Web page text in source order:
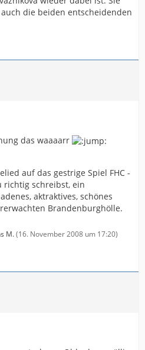
die beiden entscheidenden
das waaaarr
auf das gestrige Spiel FHC -
richtig schreibst, ein
aktraktives, schönes
Brandenburghölle.
M.(16. November 2008 um 17:20)